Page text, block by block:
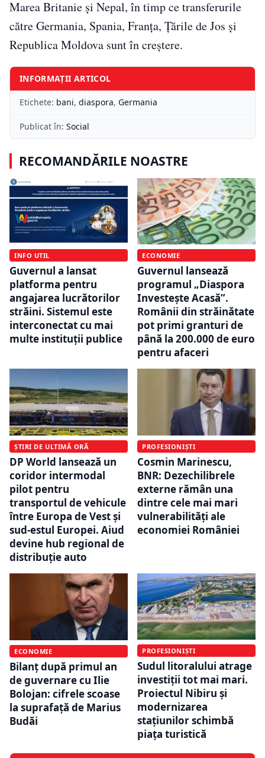
Marea Britanie și Nepal, în timp ce transferurile
către Germania, Spania, Franța, Țările de Jos și
Republica Moldova sunt în creștere.
INFORMAȚII ARTICOL
Etichete: bani, diaspora, Germania
Publicat în: Social
RECOMANDĂRILE NOASTRE
INFO UTIL
Guvernul a lansat
platforma pentru
angajarea lucrătorilor
străini. Sistemul este
interconectat cu mai
multe instituții publice
ECONOMIE
Guvernul lansează
programul „Diaspora
Investește Acasă”.
Românii din străinătate
pot primi granturi de
până la 200.000 de euro
pentru afaceri
ȘTIRI DE ULTIMĂ ORĂ
DP World lansează un
coridor intermodal
pilot pentru
transportul de vehicule
între Europa de Vest și
sud-estul Europei. Aiud
devine hub regional de
distribuție auto
PROFESIONIȘTI
Cosmin Marinescu,
BNR: Dezechilibrele
externe rămân una
dintre cele mai mari
vulnerabilități ale
economiei României
ECONOMIE
Bilanț după primul an
de guvernare cu Ilie
Bolojan: cifrele scoase
la suprafață de Marius
Budăi
PROFESIONIȘTI
Sudul litoralului atrage
investiții tot mai mari.
Proiectul Nibiru și
modernizarea
stațiunilor schimbă
piața turistică